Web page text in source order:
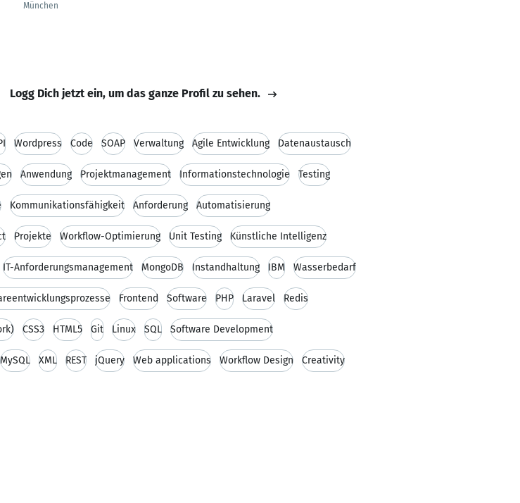
München
Logg Dich jetzt ein, um das ganze Profil zu sehen.
Wordpress Code SOAP Verwaltung Agile Entwicklung Datenaustausch
Anwendung Projektmanagement Informationstechnologie Testing
Kommunikationsfähigkeit Anforderung Automatisierung
Projekte Workflow-Optimierung Unit Testing Künstliche Intelligenz
IT-Anforderungsmanagement MongoDB Instandhaltung IBM Wasserbedarf
Frontend Software PHP Laravel Redis
CSS3 HTML5 Git Linux SQL Software Development
MySQL XML REST jQuery Web applications Workflow Design Creativity